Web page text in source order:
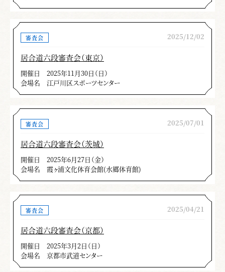
審査会 2025/12/02
居合道六段審査会（東京）
開催日
2025年11月30日（日）
会場名
江戸川区スポーツセンター
審査会 2025/07/01
居合道六段審査会（茨城）
開催日
2025年6月27日（金）
会場名
霞ヶ浦文化体育会館(水郷体育館)
審査会 2025/04/21
居合道六段審査会（京都）
開催日
2025年3月2日（日）
会場名
京都市武道センター